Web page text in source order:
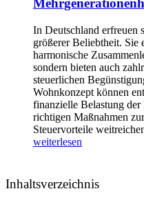
In Deutschland erfreuen
größerer Beliebtheit. Sie
harmonische
sondern bieten auch
steuerlichen
Wohnkonzept können
finanzielle Belastung
richtigen Maßnahmen
Steuervorteile
weiterlesen
Inhaltsverzeichnis